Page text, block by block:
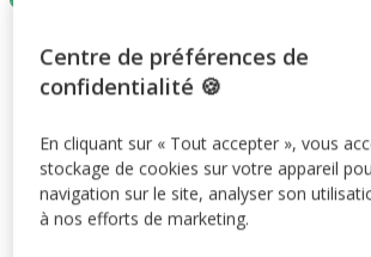
-10% sur votre première commande*
Animalis. Offre non cumulable aux autres
cours.
Voir conditions
Prix 9.99€, 13.32 EUR par litre
9.99€ (13.32€ / litre)
Centre de préférences de
confidentialité 🍪
En cliquant sur « Tout accepter », vous
stockage de cookies sur votre appareil
navigation sur le site, analyser son
à nos efforts de marketing.